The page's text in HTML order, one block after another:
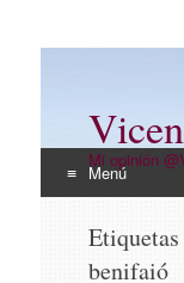
Mi opinión
Menú
contenidobenifaió